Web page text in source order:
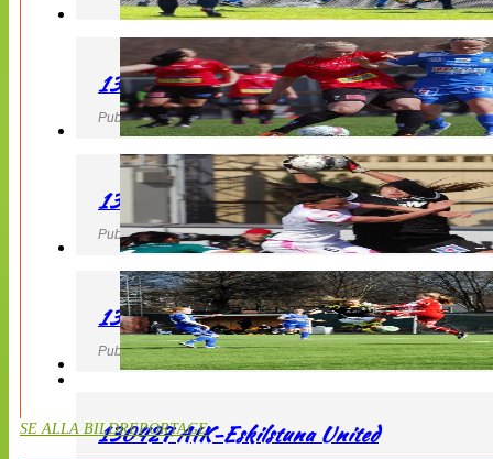
130427 LB 07 – QBIK
Publicerad 27 April 2013, 22:40
130427 IF Limhamn Bunkeflo – QBIK
Publicerad 27 April 2013, 21:10
130427 LdB FC Malmö – Mallbackens IF
Publicerad 27 April 2013, 20:54
130427 AIK-Eskilstuna United
SE ALLA BILDREPORTAGE